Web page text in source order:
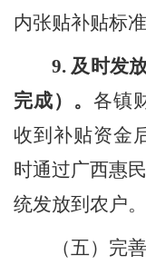
内张贴补贴标
9. 及时发
完成）。各镇
收到补贴资金
时通过广西惠
统发放到农户。
（五）完